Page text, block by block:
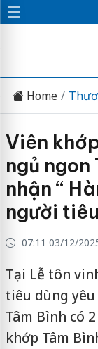
Home
Viên
ngủ ngon
nhận “
người
07:11 03/12/
Tại Lễ tôn
tiêu dùng yêu
Tâm Bình có
khớp Tâm